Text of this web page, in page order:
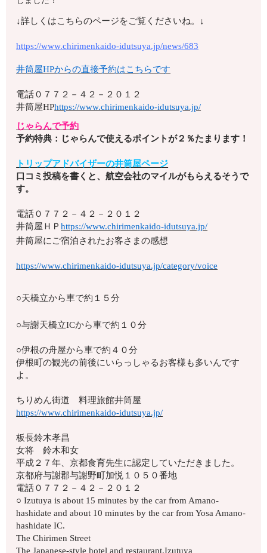
↓詳しくはこちらのページをご覧くださいね。↓
https://www.chirimenkaido-idutsuya.jp/news/683
井筒屋HPからの直接予約はこちらです
電話０７７２－４２－２０１２
井筒屋HPhttps://www.chirimenkaido-idutsuya.jp/
じゃらんで予約
予約特典：じゃらんで使えるポイントが２％たまります！
トリップアドバイザーの井筒屋ページ
口コミ投稿を書くと、航空会社のマイルがもらえるそうで
す。
電話０７７２－４２－２０１２
井筒屋ＨＰhttps://www.chirimenkaido-idutsuya.jp/
井筒屋にご宿泊されたお客さまの感想
https://www.chirimenkaido-idutsuya.jp/category/voice
○天橋立から車で約１５分
○与謝天橋立ICから車で約１０分
○伊根の舟屋から車で約４０分
伊根町の観光の前後にいらっしゃるお客様も多いんです
よ。
ちりめん街道 料理旅館井筒屋
https://www.chirimenkaido-idutsuya.jp/
板長鈴木孝昌
女将 鈴木和女
平成２７年、京都食育先生に認定していただきました。
京都府与謝郡与謝野町加悦１０５０番地
電話０７７２－４２－２０１２
○ Izutuya is about 15 minutes by the car from Amano-
hashidate and about 10 minutes by the car from Yosa Amano-
hashidate IC.
The Chirimen Street
The Japanese-style hotel and restaurant,Izutuya